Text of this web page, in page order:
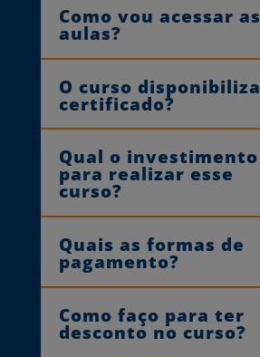
Como vou acessar as
aulas?
O curso disponibiliza
certificado?
Qual o investimento
para realizar esse
curso?
Quais as formas de
pagamento?
Como faço para ter
desconto no curso?